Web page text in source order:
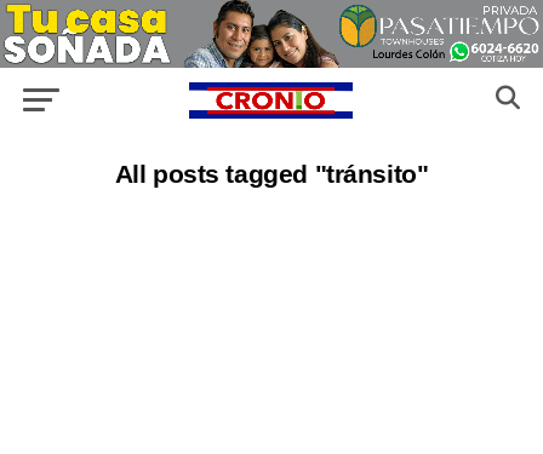
All posts tagged "tránsito"